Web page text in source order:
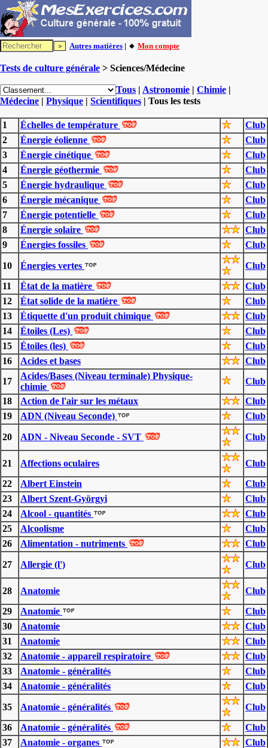
Autres matières | 🔸 Mon compte
Tests de culture générale > Sciences/Médecine
Tous | Astronomie | Chimie |
Médecine | Physique | Scientifiques | Tous les tests
1 Échelles de température
Club
2
Énergie éolienne
Club
3
Énergie cinétique
Club
4
Énergie géothermie
Club
5
Énergie hydraulique
Club
6
Énergie mécanique
Club
7
Énergie potentielle
Club
8
Énergie solaire
Club
9
Énergies fossiles Club
10 Énergies vertes
Club
11
État de la matière
Club
12
État solide de la matière
Club
13
Étiquette d'un produit chimique
Club
14
Étoiles (Les)
Club
15
Étoiles (les)
Club
16
Acides et bases
Club
17
Acides/Bases (Niveau terminale) Physique-
chimie
Club
18
Action de l'air sur les métaux
Club
19
ADN (Niveau Seconde) Club
20 ADN - Niveau Seconde - SVT Club
21 Affections oculaires
Club
22
Albert Einstein
Club
23
Albert Szent-Györgyi
Club
24
Alcool - quantités
Club
25
Alcoolisme
Club
26
Alimentation - nutriments Club
27 Allergie (l') Club
28 Anatomie
Club
29
Anatomie
Club
30
Anatomie
Club
31
Anatomie
Club
32
Anatomie - appareil respiratoire
Club
33
Anatomie - généralités
Club
34
Anatomie - généralités Club
35 Anatomie - généralités
Club
36
Anatomie - généralités
Club
37
Anatomie - organes
Club